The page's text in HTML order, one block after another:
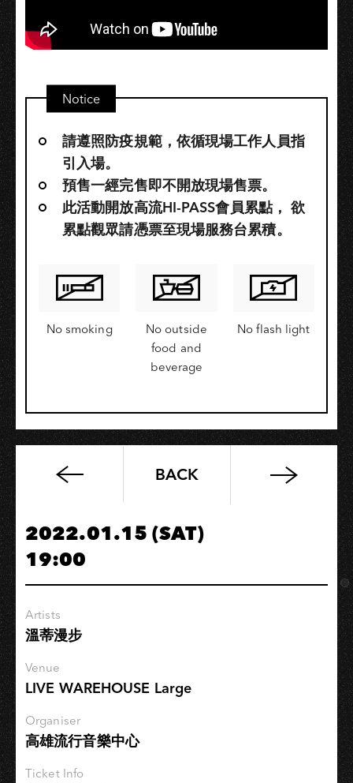
Notice
請遵照防疫規範，依循現場工作人員指
引入場。
預售一經完售即不開放現場售票。
此活動開放高流HI-PASS會員累點，​ 欲
累點觀眾請憑票至現場服務台累積。
No smoking
No outside
food and
beverage
No flash light
『恭
又
活
下
一
+​​​​​​​
TO
GO』
BACK
2022.01.15 (SAT)
19:00
Artists
溫蒂漫步
Venue
LIVE WAREHOUSE Large
Organiser
高雄流行音樂中心
Ticket Info